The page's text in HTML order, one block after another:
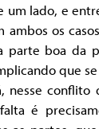
um lado, e
os
parte boa da
que
nesse conflito
é